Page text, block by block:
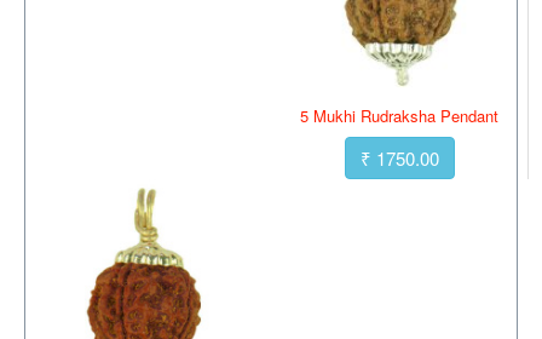
5 Mukhi Rudraksha Pendant
₹ 1750.00